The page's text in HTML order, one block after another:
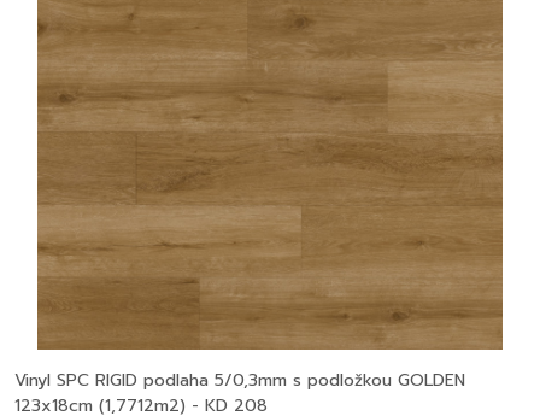
Vinyl SPC RIGID podlaha 5/0,3mm s podložkou GOLDEN
123x18cm (1,7712m2) - KD 208